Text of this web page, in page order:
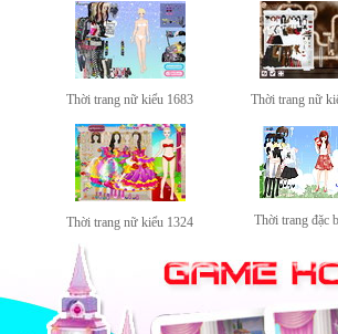
Thời trang nữ kiểu 1683 Thời trang nữ
Thời trang nữ kiểu 1324 Thời trang đặc